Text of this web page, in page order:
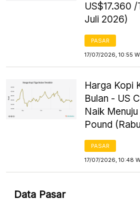
US$17.360
Juli 2026)
PASAR
17/07/2026, 10:55
Harga Kopi
Bulan - US
Naik
Pound
PASAR
17/07/2026, 10:48
Data Pasar